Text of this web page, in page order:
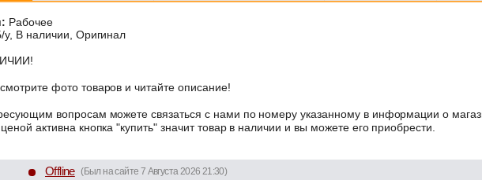
Рабочее
у, В наличии, Оригинал
фото товаров и читайте описание!
вопросам можете связаться с нами по номеру указанному в информации о
активна кнопка "купить" значит товар в наличии и вы можете его приобрести.
Offline (Был на сайте 7 Августа 2026 21:30)